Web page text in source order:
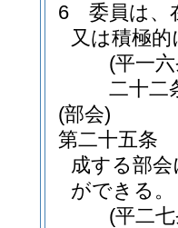
6
委員は、
又は積極
(平一
二十二
(部会)
第二十五条
成する部
ができる。
(平二